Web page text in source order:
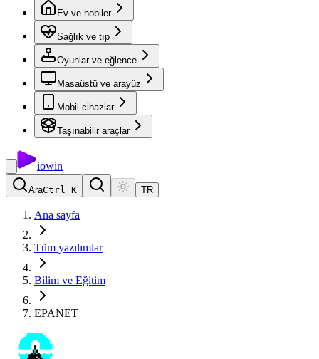
Ev ve hobiler
Sağlık ve tıp
Oyunlar ve eğlence
Masaüstü ve arayüz
Mobil cihazlar
Taşınabilir araçlar
iowin
AraCtrl K TR
Ana sayfa
Tüm yazılımlar
Bilim ve Eğitim
EPANET